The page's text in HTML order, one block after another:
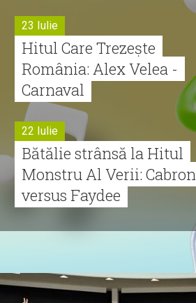
23 Iulie
Hitul Care Trezește
România: Alex Velea -
Carnaval
22 Iulie
Bătălie strânsă la Hitul
Monstru Al Verii: Cabron
versus Faydee
Cabron vine cu Hitul